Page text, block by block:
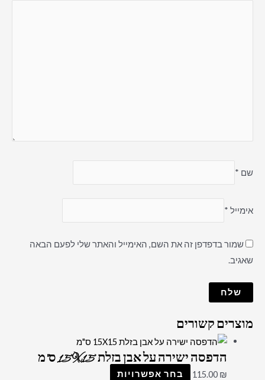
שם *
אימייל *
שמור בדפדפן זה את השם, האימייל והאתר שלי לפעם הבאה
שאגיב.
מוצרים קשורים
הדפסה ישירה על אבן בזלת 15X15 ס"מ
115.00 ₪ בחר אפשרויות